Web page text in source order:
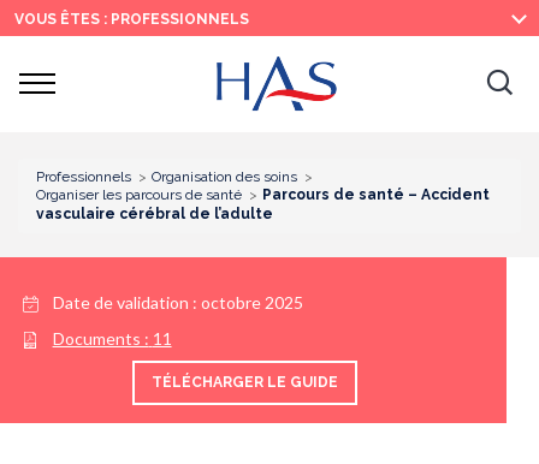
Recherche
Menu
principal
Contenu
principal
VOUS ÊTES : PROFESSIONNELS
Ouvrir
Professionnels
Organisation des soins
Organiser les parcours de santé
Parcours de santé – Accident
vasculaire cérébral de l’adulte
Date de validation : octobre 2025
Documents : 11
TÉLÉCHARGER LE GUIDE